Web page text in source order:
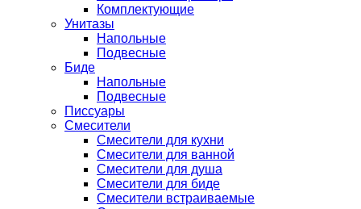
Комплектующие
Унитазы
Напольные
Подвесные
Биде
Напольные
Подвесные
Писсуары
Смесители
Смесители для кухни
Смесители для ванной
Смесители для душа
Смесители для биде
Смесители встраиваемые